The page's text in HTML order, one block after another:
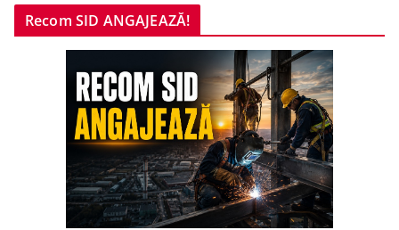
Recom SID ANGAJEAZĂ!